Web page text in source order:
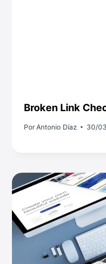
Broken Link
PorAntonio Díaz 30/